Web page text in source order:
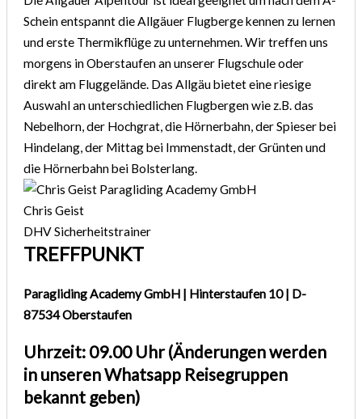
Schein entspannt die Allgäuer Flugberge kennen zu lernen
und erste Thermikflüge zu unternehmen. Wir treffen uns
morgens in Oberstaufen an unserer Flugschule oder
direkt am Fluggelände. Das Allgäu bietet eine riesige
Auswahl an unterschiedlichen Flugbergen wie z.B. das
Nebelhorn, der Hochgrat, die Hörnerbahn, der Spieser bei
Hindelang, der Mittag bei Immenstadt, der Grünten und
die Hörnerbahn bei Bolsterlang.
Chris Geist
DHV Sicherheitstrainer
TREFFPUNKT
Paragliding Academy GmbH | Hinterstaufen 10 | D-
87534 Oberstaufen
Uhrzeit: 09.00 Uhr (Änderungen werden
in unseren Whatsapp Reisegruppen
bekannt geben)